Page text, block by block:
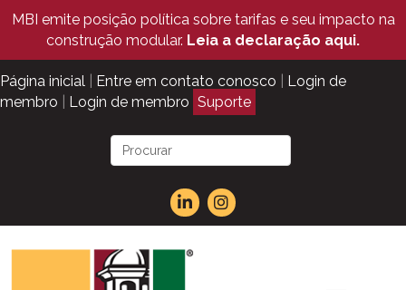
MBI emite posição política sobre tarifas e seu impacto na
construção modular. Leia a declaração aqui.
Página inicial Entre em contato conosco
Login de
membro
Login de membro Suporte